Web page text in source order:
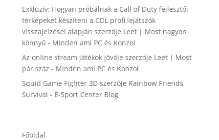
Exkluzív: Hogyan próbálnak a Call of Duty fejlesztői
térképeket készíteni a CDL profi lejátszók
visszajelzései alapján szerzője Leet | Most nagyon
könnyű - Minden ami PC és Konzol
Az online stream játékok jövője szerzője Leet | Most
pár száz - Minden ami PC és Konzol
Squid Game Fighter 3Dszerzője Rainbow Friends
Survival - E-Sport Center Blog
Főoldal